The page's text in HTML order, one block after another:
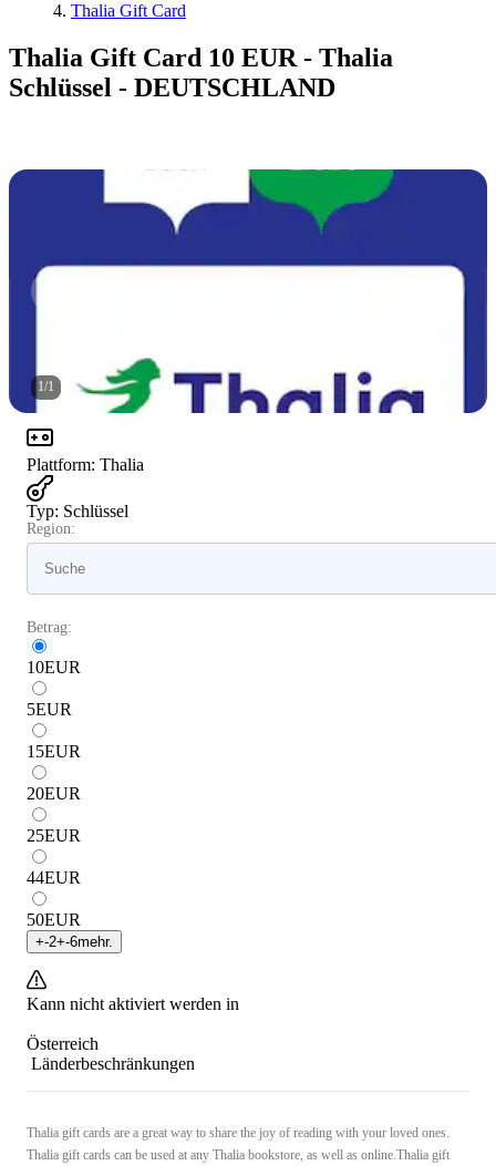
Thalia Gift Card
Thalia Gift Card 10 EUR - Thalia
Schlüssel - DEUTSCHLAND
1/1
Plattform: Thalia
Typ: Schlüssel
Region:
Betrag:
10EUR
5EUR
15EUR
20EUR
25EUR
44EUR
50EUR
+-2+-6mehr.
Kann nicht aktiviert werden in
Österreich
Länderbeschränkungen
Thalia gift cards are a great way to share the joy of reading with your loved ones.
Thalia gift cards can be used at any Thalia bookstore, as well as online.Thalia gift